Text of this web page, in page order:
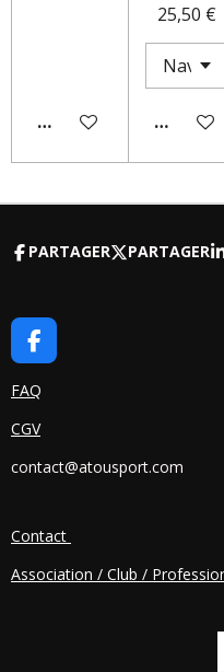
AJOUTER AU PANIER
25,50 €
PARTAGER PARTAGER
F
A
C
B
O
FAQ
CGV
contact@atousport.com
Contact
Association / Club /